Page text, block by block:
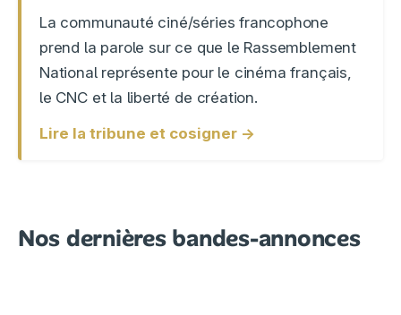
La communauté ciné/séries francophone
prend la parole sur ce que le Rassemblement
National représente pour le cinéma français,
le CNC et la liberté de création.
Lire la tribune et cosigner →
Nos dernières bandes-annonces